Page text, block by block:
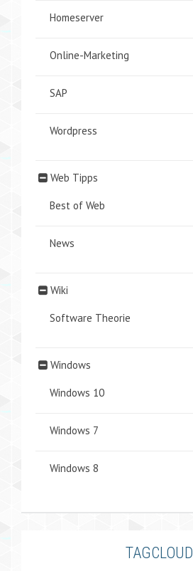
Homeserver
Online-Marketing
SAP
Wordpress
Web Tipps
Best of Web
News
Wiki
Software Theorie
Windows
Windows 10
Windows 7
Windows 8
TAGCLOUD